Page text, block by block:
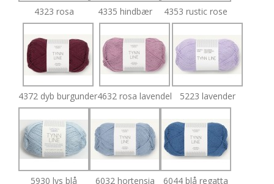
4323 rosa 4335 hindbær 4353 rustic rose
4372 dyb burgunder4632 rosa lavendel 5223 lavender
5930 lys blå 6032 hortensia 6044 blå regatta